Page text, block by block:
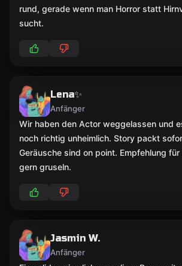
rund, gerade wenn man Horror statt
sucht.
Lena✨
Anfänger
Wir haben den Actor weggelassen und
noch richtig unheimlich. Story packt
Geräusche sind on point. Empfehlung
gern gruseln.
Jasmin W.
Anfänger